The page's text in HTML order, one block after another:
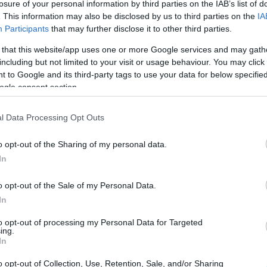
of your personal information by third parties on the IAB’s list of
This information may also be disclosed by us to third parties on the
Participants that may further disclose it to other third parties.
that this website/app uses one or more Google services and may
but not limited to your visit or usage behaviour. You may
to Google and its third-party tags to use your data for below
consent section.
Data Processing Opt Outs
opt-out of the Sharing of my personal data.
opt-out of the Sale of my Personal Data.
opt-out of processing my Personal Data for Targeted
opt-out of Collection, Use, Retention, Sale, and/or Sharing
υπηρεσίες βρίσκονται «σε
συνεχή επικοινωνία με την
σεισμολόγους, προκειμένου να
της, συζήτησε με τον
Γιώργο Τσαπουρνιώτη και την
το ενδεχόμενο εφαρμογής
των εξεταστικών κέντρων, εφόσον αυτό
η απρόσκοπτη συμμετοχή των
εξετάσεις.
18:00